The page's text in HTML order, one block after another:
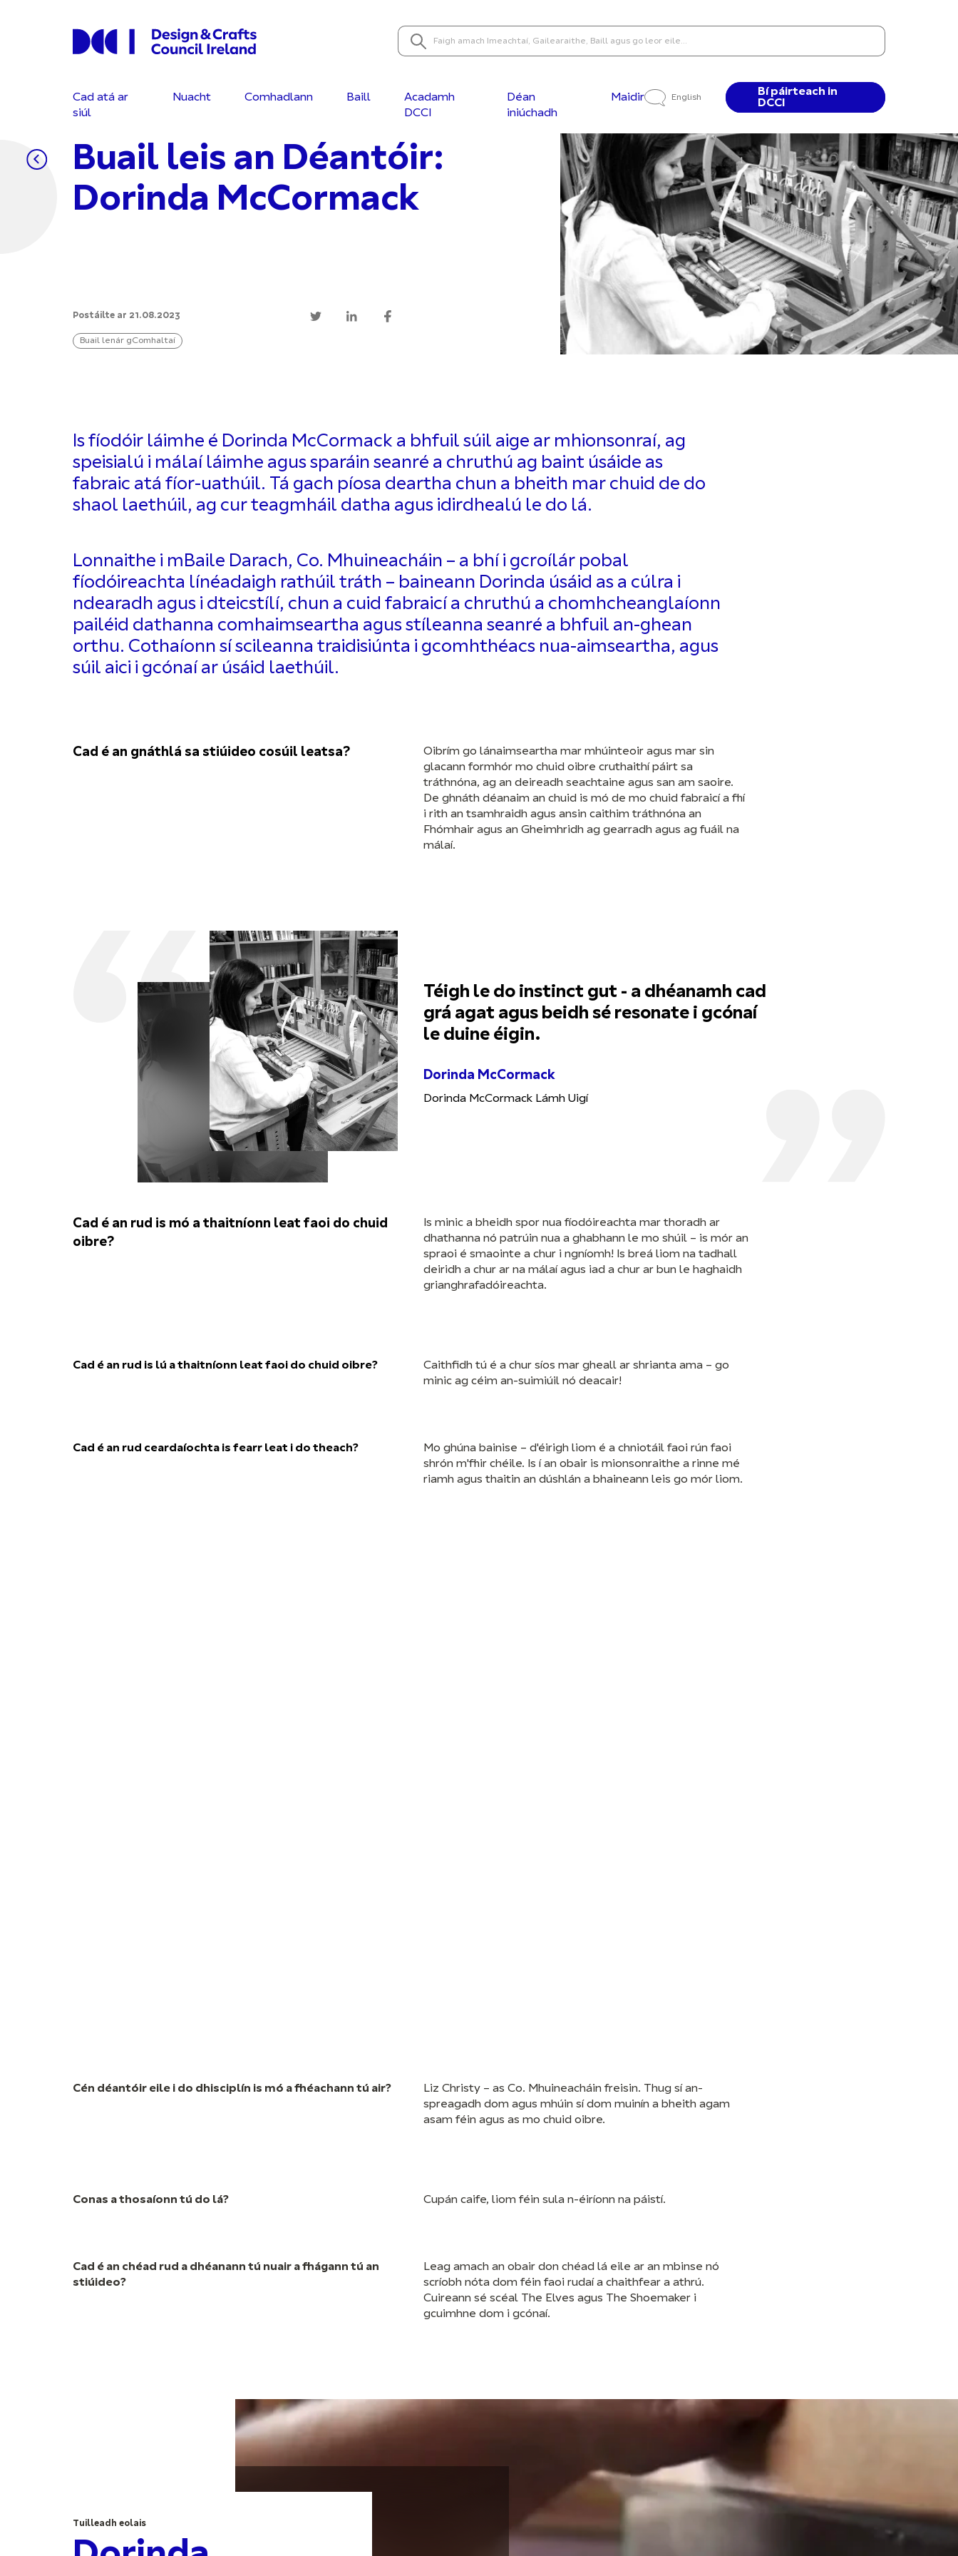
Cad atá ar
siúl
Nuacht Comhadlann Baill
Acadamh
DCCI
Déan
iniúchadh
Maidir English
Bí páirteach in
DCCI
Buail leis an Déantóir:
Dorinda McCormack
Postáilte ar 21.08.2023
Buail lenár gComhaltaí
Is fíodóir láimhe é Dorinda McCormack a bhfuil súil aige ar mhionsonraí, ag
speisialú i málaí láimhe agus sparáin seanré a chruthú ag baint úsáide as
fabraic atá fíor-uathúil. Tá gach píosa deartha chun a bheith mar chuid de do
shaol laethúil, ag cur teagmháil datha agus idirdhealú le do lá.
Lonnaithe i mBaile Darach, Co. Mhuineacháin – a bhí i gcroílár pobal
fíodóireachta línéadaigh rathúil tráth – baineann Dorinda úsáid as a cúlra i
ndearadh agus i dteicstílí, chun a cuid fabraicí a chruthú a chomhcheanglaíonn
pailéid dathanna comhaimseartha agus stíleanna seanré a bhfuil an-ghean
orthu. Cothaíonn sí scileanna traidisiúnta i gcomhthéacs nua-aimseartha, agus
súil aici i gcónaí ar úsáid laethúil.
Cad é an gnáthlá sa stiúideo cosúil leatsa?
Oibrím go lánaimseartha mar mhúinteoir agus mar sin
glacann formhór mo chuid oibre cruthaithí páirt sa
tráthnóna, ag an deireadh seachtaine agus san am saoire.
De ghnáth déanaim an chuid is mó de mo chuid fabraicí a fhí
i rith an tsamhraidh agus ansin caithim tráthnóna an
Fhómhair agus an Gheimhridh ag gearradh agus ag fuáil na
málaí.
Téigh le do instinct gut - a dhéanamh cad
grá agat agus beidh sé resonate i gcónaí
le duine éigin.
Dorinda McCormack
Dorinda McCormack Lámh Uigí
Cad é an rud is mó a thaitníonn leat faoi do chuid
oibre?
Is minic a bheidh spor nua fíodóireachta mar thoradh ar
dhathanna nó patrúin nua a ghabhann le mo shúil – is mór an
spraoi é smaointe a chur i ngníomh! Is breá liom na tadhall
deiridh a chur ar na málaí agus iad a chur ar bun le haghaidh
grianghrafadóireachta.
Cad é an rud is lú a thaitníonn leat faoi do chuid oibre?
Caithfidh tú é a chur síos mar gheall ar shrianta ama – go
minic ag céim an-suimiúil nó deacair!
Cad é an rud ceardaíochta is fearr leat i do theach?
Mo ghúna bainise – d'éirigh liom é a chniotáil faoi rún faoi
shrón m'fhir chéile. Is í an obair is mionsonraithe a rinne mé
riamh agus thaitin an dúshlán a bhaineann leis go mór liom.
Cén déantóir eile i do dhisciplín is mó a fhéachann tú air?
Liz Christy – as Co. Mhuineacháin freisin. Thug sí an-
spreagadh dom agus mhúin sí dom muinín a bheith agam
asam féin agus as mo chuid oibre.
Conas a thosaíonn tú do lá? Cupán caife, liom féin sula n-éiríonn na páistí.
Cad é an chéad rud a dhéanann tú nuair a fhágann tú an
stiúideo?
Leag amach an obair don chéad lá eile ar an mbinse nó
scríobh nóta dom féin faoi rudaí a chaithfear a athrú.
Cuireann sé scéal The Elves agus The Shoemaker i
gcuimhne dom i gcónaí.
Tuilleadh eolais